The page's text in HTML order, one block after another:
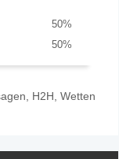
%
50
%
50
H2H, Wetten